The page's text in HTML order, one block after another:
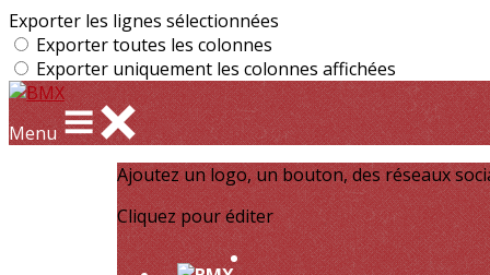
Exporter les lignes sélectionnées
Exporter toutes les colonnes
Exporter uniquement les colonnes affichées
Menu
Ajoutez un logo, un bouton, des réseaux
Cliquez pour éditer